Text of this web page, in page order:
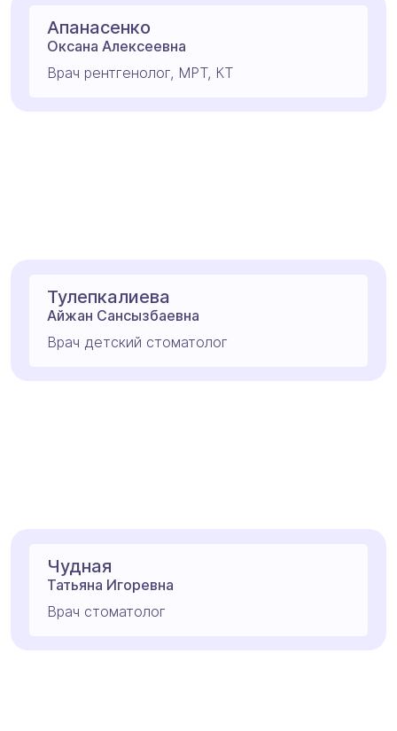
Апанасенко
Оксана Алексеевна
Врач рентгенолог, МРТ, КТ
Тулепкалиева
Айжан Сансызбаевна
Врач детский стоматолог
Чудная
Татьяна Игоревна
Врач стоматолог